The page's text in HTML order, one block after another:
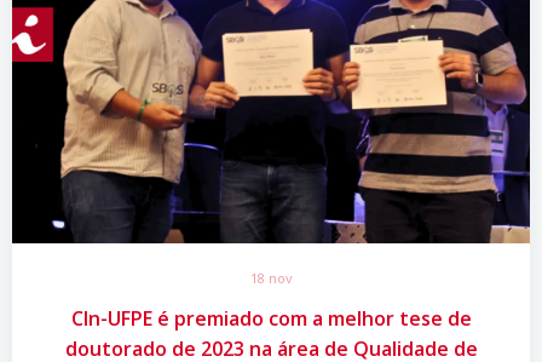
18 nov
CIn-UFPE é premiado com a melhor tese de
doutorado de 2023 na área de Qualidade de